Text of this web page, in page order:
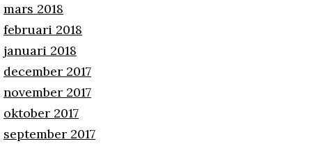
mars 2018
februari 2018
januari 2018
december 2017
november 2017
oktober 2017
september 2017